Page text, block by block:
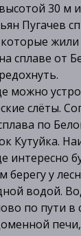
30 м
Пугачев
сплаве от
можно
слёты.
по
Кутуйка.
интересно
берегу у
водой.
по пути
печи,